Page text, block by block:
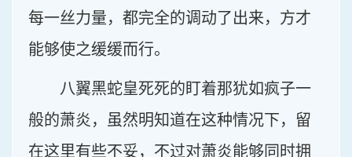
每一丝力量，都完全的调动了出来，方才
能够使之缓缓而行。
八翼黑蛇皇死死的盯着那犹如疯子一
般的萧炎，虽然明知道在这种情况下，留
在这里有些不妥，不过对萧炎能够同时拥